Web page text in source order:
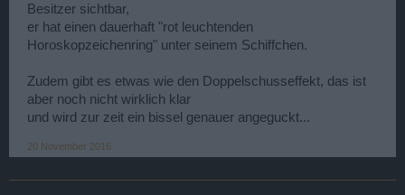
Besitzer sichtbar,
er hat einen dauerhaft "rot leuchtenden
Horoskopzeichenring" unter seinem Schiffchen.
Zudem gibt es etwas wie den Doppelschusseffekt, das ist
aber noch nicht wirklich klar
und wird zur zeit ein bissel genauer angeguckt...
20 November 2016